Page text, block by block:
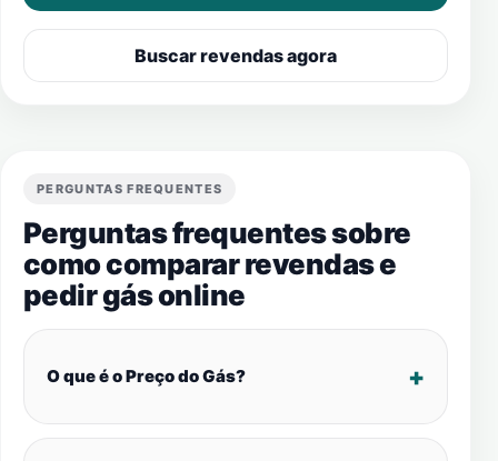
Buscar revendas agora
PERGUNTAS FREQUENTES
Perguntas frequentes sobre
como comparar revendas e
pedir gás online
O que é o Preço do Gás?